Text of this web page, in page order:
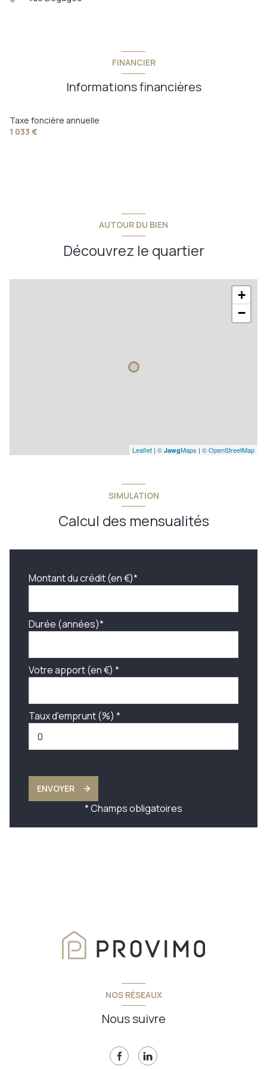
FINANCIER
Informations financières
Taxe foncière annuelle
1 033 €
AUTOUR DU BIEN
Découvrez le quartier
+
−
Leaflet | © JawgMaps | © OpenStreetMap
SIMULATION
Calcul des mensualités
Montant du crédit (en €)*
Durée (années)*
Votre apport (en €) *
Taux d'emprunt (%) *
ENVOYER
* Champs obligatoires
NOS RÉSEAUX
Nous suivre